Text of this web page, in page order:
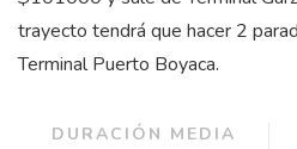
trayecto tendrá que hacer 2
Terminal Puerto Boyaca.
DURACIÓN MEDIA